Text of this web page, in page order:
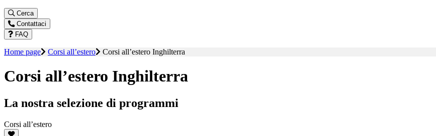
Cerca
Contattaci
FAQ
Home page Corsi all’estero Corsi all’estero Inghilterra
Corsi all’estero Inghilterra
La nostra selezione di programmi
Corsi all’estero